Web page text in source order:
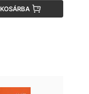
KOSÁRBA